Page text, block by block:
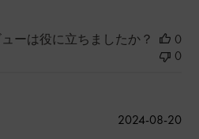
ーは役に立ちましたか？
0
0
公
2024-08-20